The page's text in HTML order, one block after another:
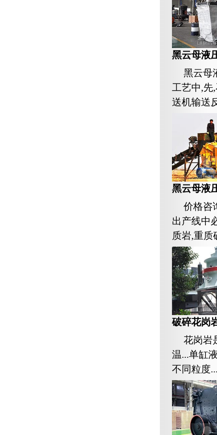
黑云母液
黑云母
工艺中,先
送机输送
黑云母液
价格咨
出产线中
质岩,重质
破碎花岗
花岗岩
温...单缸
不同粒度